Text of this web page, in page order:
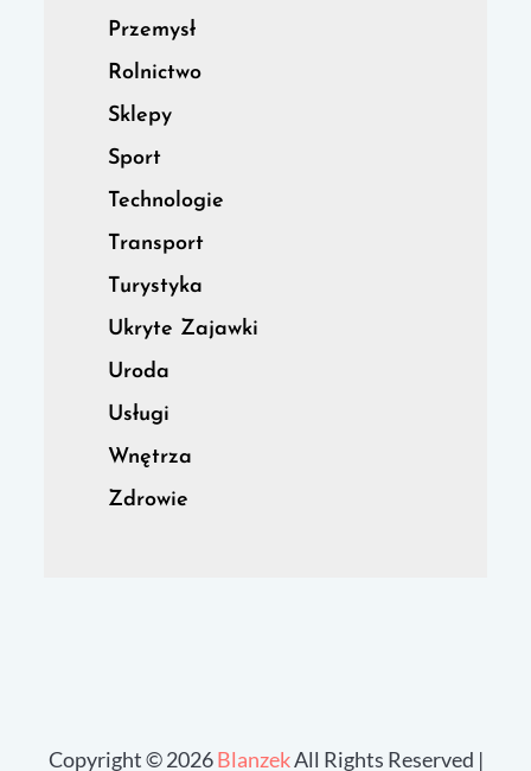
Przemysł
Rolnictwo
Sklepy
Sport
Technologie
Transport
Turystyka
Ukryte Zajawki
Uroda
Usługi
Wnętrza
Zdrowie
Copyright © 2026BlanzekAll Rights Reserved |